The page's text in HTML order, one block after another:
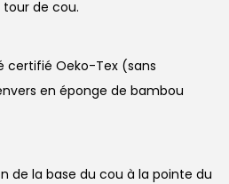
de cou.
certifié Oeko-Tex (sans
en éponge de bambou
de la base du cou à la pointe du